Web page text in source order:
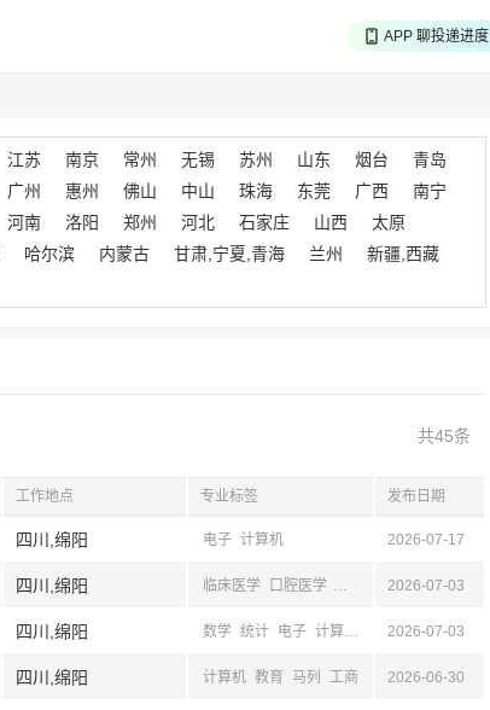
APP 聊投递进度
江苏 南京 常州 无锡 苏州 山东 烟台
青岛
广州 惠州 佛山 中山 珠海 东莞 广西
南宁
河南 洛阳 郑州 河北 石家庄 山西
太原
哈尔滨 内蒙古 甘肃,宁夏,青海 兰州
新疆,西藏
共45条
工作地点 专业标签 发布日期
四川,绵阳 电子 计算机 2026-07-17
四川,绵阳 临床医学 口腔医学 计算机 马列
2026-07-03
四川,绵阳 数学 统计 电子 计算机 设计 新闻 法学
2026-07-03
四川,绵阳 计算机 教育 马列 工商 2026-06-30